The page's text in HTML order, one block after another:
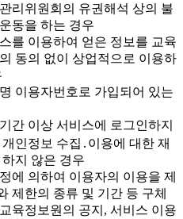
리위원회의 유권해석 상의 불
동을 하는 경우
를 이용하여 얻은 정보를 교육
동의 없이 상업적으로 이용하
이용자번호로 가입되어 있는
간 이상 서비스에 로그인하지
인정보 수집․이용에 대한 재
지 않은 경우
에 의하여 이용자의 이용을 제
제한의 종류 및 기간 등 구체
육정보원의 공지, 서비스 이용